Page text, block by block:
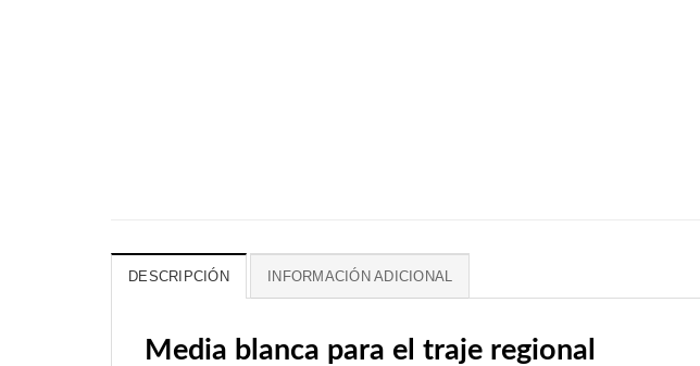
DESCRIPCIÓN INFORMACIÓN ADICIONAL
Media blanca para el traje regional